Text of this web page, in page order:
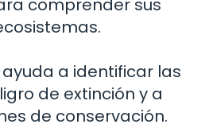
comprender sus
a identificar las
de extinción y a
de conservación.